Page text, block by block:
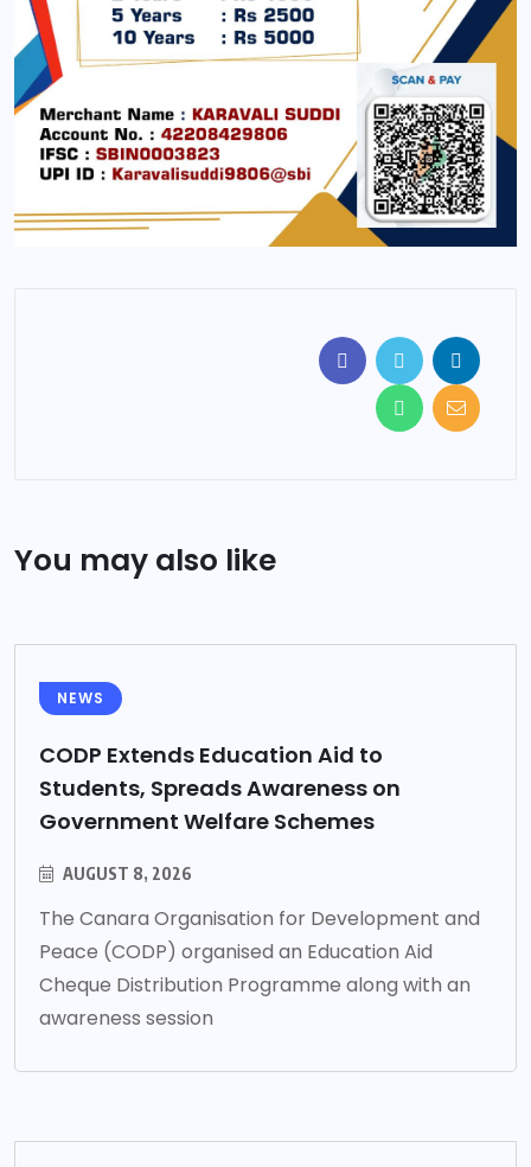
You may also like
NEWS
CODP Extends Education Aid to
Students, Spreads Awareness on
Government Welfare Schemes
AUGUST 8, 2026
The Canara Organisation for Development and
Peace (CODP) organised an Education Aid
Cheque Distribution Programme along with an
awareness session